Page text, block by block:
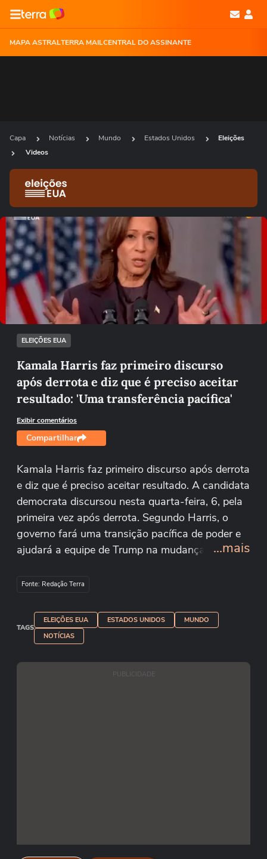
MAPA ASTRALTERRA MAILCENTRAL DO ASSINANTE
Capa Notícias Mundo Estados Unidos
Eleições
Videos
Ops!
Não foi possível reproduzir o vídeo
Tentar novamente
ELEIÇÕES EUA
Kamala Harris faz primeiro discurso
após derrota e diz que é preciso aceitar
resultado: 'Uma transferência pacífica'
Exibir comentários
Compartilhar
Kamala Harris faz primeiro discurso após derrota
e diz que é preciso aceitar resultado. A candidata
democrata discursou nesta quarta-feira, 6, pela
primeira vez após derrota. Segundo Harris, o
governo fará uma transição pacífica de poder e
ajudará a equipe de Trump na mudança. Após
Trump venceu com votos populares e número de
...mais
Fonte: Redação Terra
TAGS
ELEIÇÕES EUA ESTADOS UNIDOS
MUNDO
NOTÍCIAS
PUBLICIDADE